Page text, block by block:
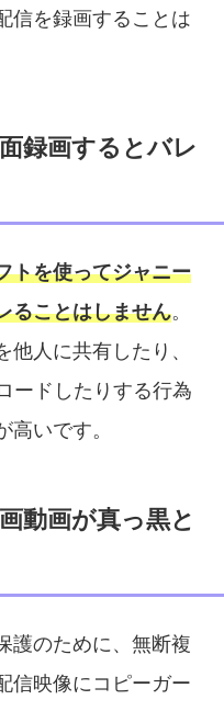
信を録画することは
録画するとバレ
トを使ってジャニー
ることはしません。
他人に共有したり、
ードしたりする行為
高いです。
動画が真っ黒と
護のために、無断複
信映像にコピーガー